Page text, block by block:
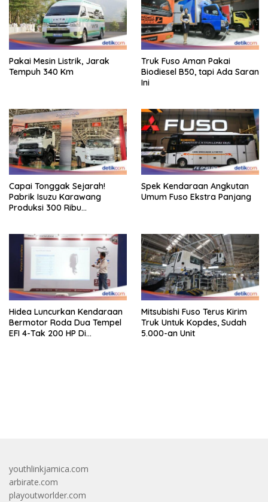
Pakai Mesin Listrik, Jarak
Tempuh 340 Km
Truk Fuso Aman Pakai
Biodiesel B50, tapi Ada Saran
Ini
Capai Tonggak Sejarah!
Pabrik Isuzu Karawang
Produksi 300 Ribu
Spek Kendaraan Angkutan
Umum Fuso Ekstra Panjang
Hidea Luncurkan Kendaraan
Bermotor Roda Dua Tempel
EFI 4-Tak 200 HP Di
Mitsubishi Fuso Terus Kirim
Truk Untuk Kopdes, Sudah
5.000-an Unit
youthlinkjamica.com
arbirate.com
playoutworlder.com